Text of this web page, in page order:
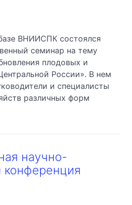
ВНИИСПК состоялся
семинар на тему
плодовых и
России». В нем
и специалисты
различных форм
научно-
конференция